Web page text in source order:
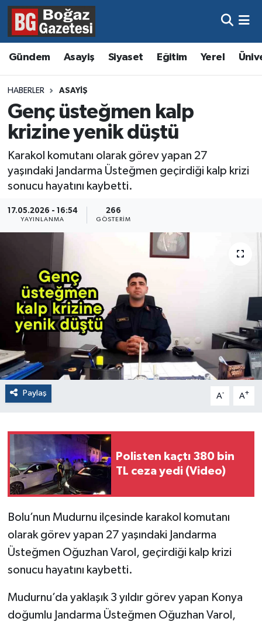
Gündem Asayiş Siyaset Eğitim Yerel
HABERLER ASAYIŞ
Genç üsteğmen kalp
krizine yenik düştü
Karakol komutanı olarak görev yapan 27
yaşındaki Jandarma Üsteğmen geçirdiği kalp krizi
sonucu hayatını kaybetti.
17.05.2026 - 16:54
YAYINLANMA
266
GÖSTERIM
Paylaş A- A+
Polisten kaçtı 380 bin
TL ceza yedi (Video)
Bolu’nun Mudurnu ilçesinde karakol komutanı
olarak görev yapan 27 yaşındaki Jandarma
Üsteğmen Oğuzhan Varol, geçirdiği kalp krizi
sonucu hayatını kaybetti.
Mudurnu’da yaklaşık 3 yıldır görev yapan Konya
doğumlu Jandarma Üsteğmen Oğuzhan Varol,
Asayiş
Eğitim
Ekonomi
Gündem
Magazin
Resmi İlanlar
Hava Durumu
Trafik Durumu
Süper Lig Puan Durumu ve Fikstür
Tüm Manşetler
Son Dakika Haberleri
Haber Arşivi